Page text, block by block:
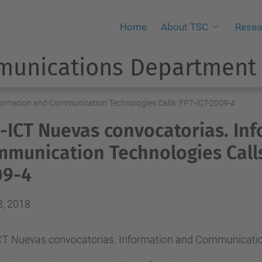
Home About TSC
Department
and Communication Technologies Calls: FP7-ICT-2009-4
ICT Nuevas convocatorias.
Technologies
4
2018
Nuevas convocatorias. Information and